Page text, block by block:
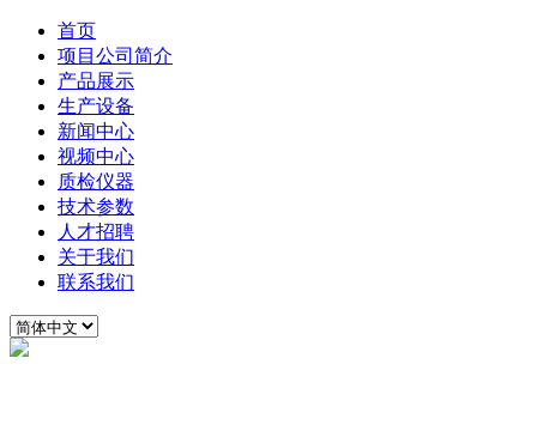
首页
项目公司简介
产品展示
生产设备
新闻中心
视频中心
质检仪器
技术参数
人才招聘
关于我们
联系我们